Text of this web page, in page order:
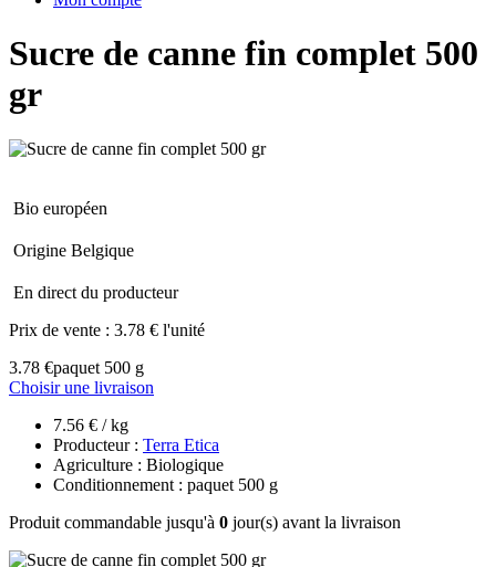
Sucre de canne fin complet 500
gr
Bio européen
Origine Belgique
En direct du producteur
Prix de vente : 3.78 € l'unité
3.78 €paquet 500 g
Choisir une livraison
7.56 € / kg
Producteur : Terra Etica
Agriculture : Biologique
Conditionnement : paquet 500 g
Produit commandable jusqu'à 0 jour(s) avant la livraison